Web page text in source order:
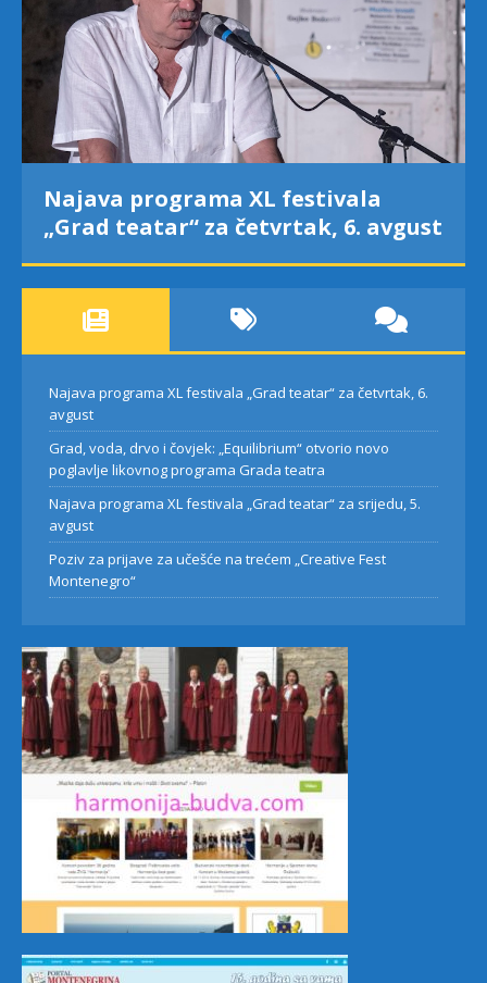
Najava programa XL festivala
„Grad teatar“ za četvrtak, 6. avgust
Najava programa XL festivala „Grad teatar“ za četvrtak, 6.
avgust
Grad, voda, drvo i čovjek: „Equilibrium“ otvorio novo
poglavlje likovnog programa Grada teatra
Najava programa XL festivala „Grad teatar“ za srijedu, 5.
avgust
Poziv za prijave za učešće na trećem „Creative Fest
Montenegro“